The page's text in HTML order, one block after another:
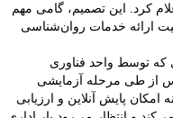
کرد. این تصمیم، گامی مهم
ارائه خدمات روان‌شناسی
که توسط واحد فناوری
از طی مرحله آزمایشی
پایش آنلاین و ارزیابی